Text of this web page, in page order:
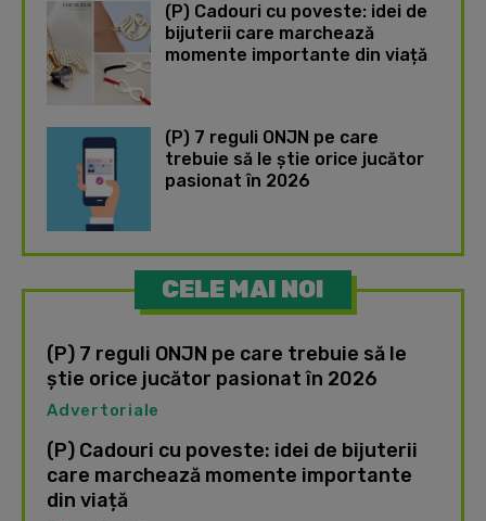
(P) Cadouri cu poveste: idei de
bijuterii care marchează
momente importante din viață
(P) 7 reguli ONJN pe care
trebuie să le știe orice jucător
pasionat în 2026
CELE MAI NOI
(P) 7 reguli ONJN pe care trebuie să le
știe orice jucător pasionat în 2026
Advertoriale
(P) Cadouri cu poveste: idei de bijuterii
care marchează momente importante
din viață